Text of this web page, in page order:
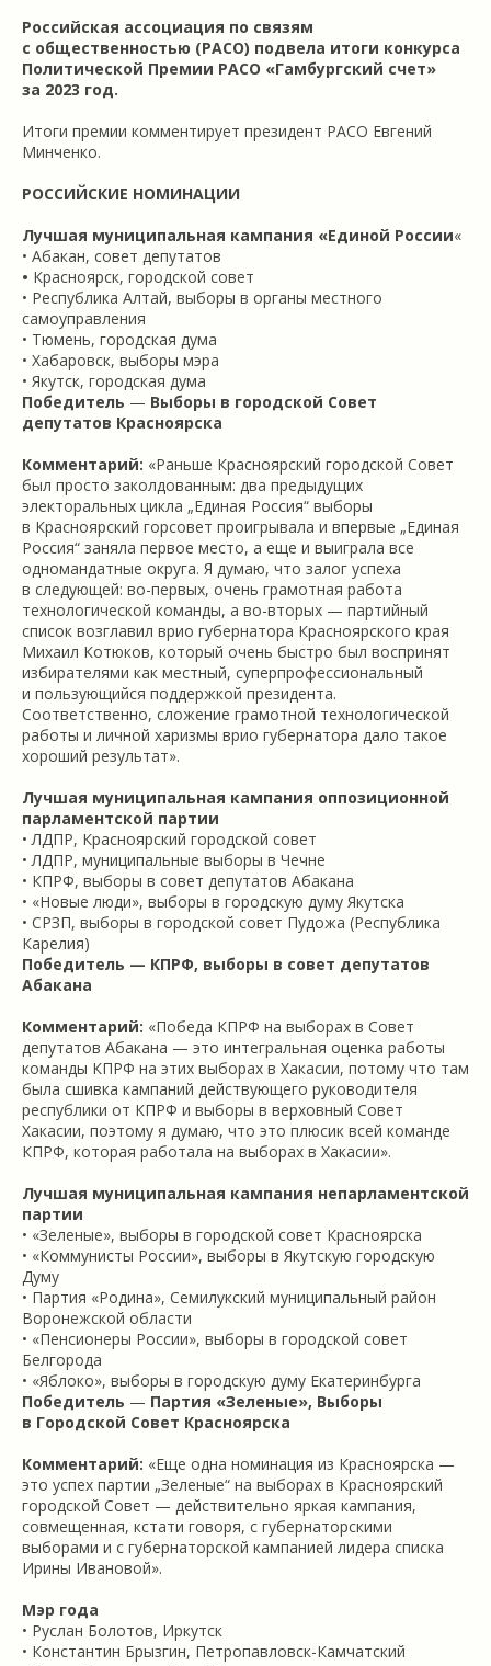
Российская ассоциация по связям
с общественностью (РАСО) подвела итоги конкурса
Политической Премии РАСО «Гамбургский счет»
за 2023 год.
Итоги премии комментирует президент РАСО Евгений
Минченко.
РОССИЙСКИЕ НОМИНАЦИИ
Лучшая муниципальная кампания «Единой России«
• Абакан, совет депутатов
• Красноярск, городской совет
• Республика Алтай, выборы в органы местного
самоуправления
• Тюмень, городская дума
• Хабаровск, выборы мэра
• Якутск, городская дума
Победитель — Выборы в городской Совет
депутатов Красноярска
Комментарий: «Раньше Красноярский городской Совет
был просто заколдованным: два предыдущих
электоральных цикла „Единая Россия“ выборы
в Красноярский горсовет проигрывала и впервые „Единая
Россия“ заняла первое место, а еще и выиграла все
одномандатные округа. Я думаю, что залог успеха
в следующей: во-первых, очень грамотная работа
технологической команды, а во-вторых — партийный
список возглавил врио губернатора Красноярского края
Михаил Котюков, который очень быстро был воспринят
избирателями как местный, суперпрофессиональный
и пользующийся поддержкой президента.
Соответственно, сложение грамотной технологической
работы и личной харизмы врио губернатора дало такое
хороший результат».
Лучшая муниципальная кампания оппозиционной
парламентской партии
• ЛДПР, Красноярский городской совет
• ЛДПР, муниципальные выборы в Чечне
• КПРФ, выборы в совет депутатов Абакана
• «Новые люди», выборы в городскую думу Якутска
• СРЗП, выборы в городской совет Пудожа (Республика
Карелия)
Победитель — КПРФ, выборы в совет депутатов
Абакана
Комментарий: «Победа КПРФ на выборах в Совет
депутатов Абакана — это интегральная оценка работы
команды КПРФ на этих выборах в Хакасии, потому что там
была сшивка кампаний действующего руководителя
республики от КПРФ и выборы в верховный Совет
Хакасии, поэтому я думаю, что это плюсик всей команде
КПРФ, которая работала на выборах в Хакасии».
Лучшая муниципальная кампания непарламентской
партии
• «Зеленые», выборы в городской совет Красноярска
• «Коммунисты России», выборы в Якутскую городскую
Думу
• Партия «Родина», Семилукский муниципальный район
Воронежской области
• «Пенсионеры России», выборы в городской совет
Белгорода
• «Яблоко», выборы в городскую думу Екатеринбурга
Победитель — Партия «Зеленые», Выборы
в Городской Совет Красноярска
Комментарий: «Еще одна номинация из Красноярска —
это успех партии „Зеленые“ на выборах в Красноярский
городской Совет — действительно яркая кампания,
совмещенная, кстати говоря, с губернаторскими
выборами и с губернаторской кампанией лидера списка
Ирины Ивановой».
Мэр года
• Руслан Болотов, Иркутск
• Константин Брызгин, Петропавловск-Камчатский